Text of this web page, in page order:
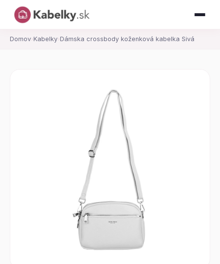
Domov› Kabelky› Dámska crossbody koženková kabelka Sivá